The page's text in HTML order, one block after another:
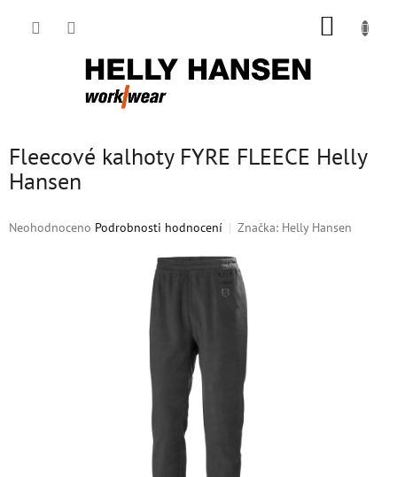
Fleecové kalhoty FYRE FLEECE Helly
Hansen
Průměrné
Neohodnoceno Podrobnosti hodnocení Značka: Helly Hansen